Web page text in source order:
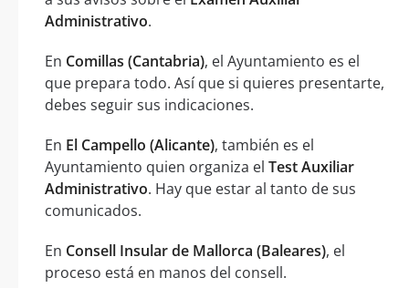
Administrativo.
En Comillas (Cantabria), el Ayuntamiento es el
que prepara todo. Así que si quieres presentarte,
debes seguir sus indicaciones.
En El Campello (Alicante), también es el
Ayuntamiento quien organiza el Test Auxiliar
Administrativo. Hay que estar al tanto de sus
comunicados.
En Consell Insular de Mallorca (Baleares), el
proceso está en manos del consell.